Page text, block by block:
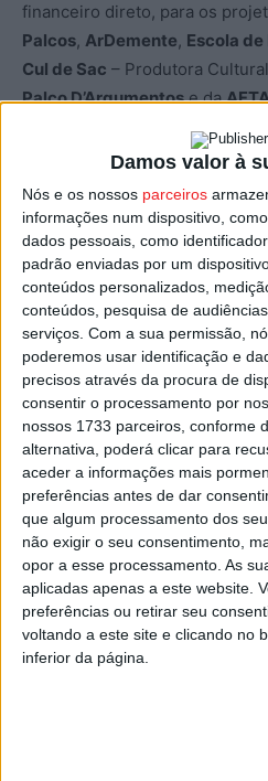
Damos valor à
Nós e os nossos parceiros
informações num dispositivo,
dados pessoais, como
padrão enviadas por um
conteúdos personalizados,
conteúdos, pesquisa de
serviços. Com a sua permissão,
poderemos usar identificação e
precisos através da procura de
consentir o processamento por
nossos 1733 parceiros, conforme
alternativa, poderá clicar para
aceder a informações mais
preferências antes de dar
que algum processamento dos
não exigir o seu consentimento,
opor a esse processamento. As
aplicadas apenas a este website.
preferências ou retirar seu
voltando a este site e clicando no
inferior da página.
financeiro direto, para os
Palcos, ArDemente, Escola
Cul de Sac – Produtora
Palco D’Argumentose da
Fomento de Teatro Amador.
Estes protocolos, segundo a
permitir a execução de
performativas, artes visuais e
artes de rua, promoção do livro
de criação, entre outros.
Estes apoios juntam-se aos
concedeu no final de maio de
euros para seis eventos
do Cinema na Cidade,
Festival de Música da
Outono Quente.
O Eixo Cultura Viseu 2022/
dotação financeira de mais de
distribuir pelos diversos
atividade cultural no concelho.